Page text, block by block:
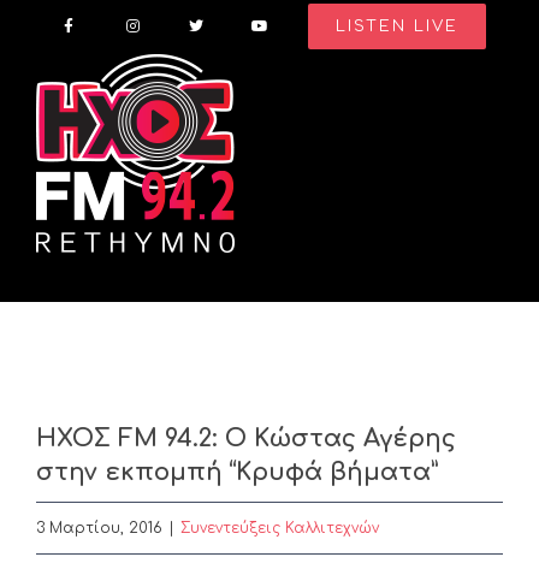
content
LISTEN LIVE
ΗΧΟΣ FM 94.2: Ο Κώστας Αγέρης
στην εκπομπή “Κρυφά βήματα”
3 Μαρτίου, 2016 Συνεντεύξεις Καλλιτεχνών